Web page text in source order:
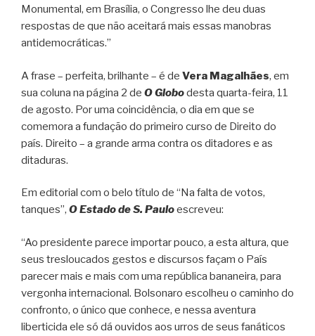
Monumental, em Brasília, o Congresso lhe deu duas
respostas de que não aceitará mais essas manobras
antidemocráticas.”
A frase – perfeita, brilhante – é de Vera Magalhães, em
sua coluna na página 2 de O Globodesta quarta-feira, 11
de agosto. Por uma coincidência, o dia em que se
comemora a fundação do primeiro curso de Direito do
país. Direito – a grande arma contra os ditadores e as
ditaduras.
Em editorial com o belo título de “Na falta de votos,
tanques”, O Estado de S. Pauloescreveu:
“Ao presidente parece importar pouco, a esta altura, que
seus tresloucados gestos e discursos façam o País
parecer mais e mais com uma república bananeira, para
vergonha internacional. Bolsonaro escolheu o caminho do
confronto, o único que conhece, e nessa aventura
liberticida ele só dá ouvidos aos urros de seus fanáticos